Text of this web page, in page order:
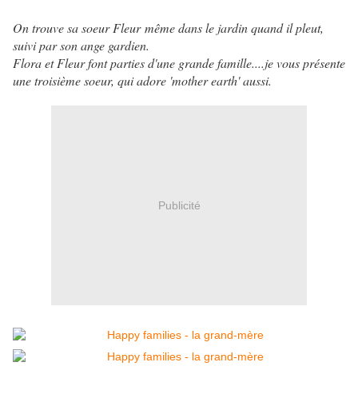
On trouve sa soeur Fleur même dans le jardin quand il pleut,
suivi par son ange gardien.
Flora et Fleur font parties d'une grande famille....je vous présente
une troisième soeur, qui adore 'mother earth' aussi.
Publicité